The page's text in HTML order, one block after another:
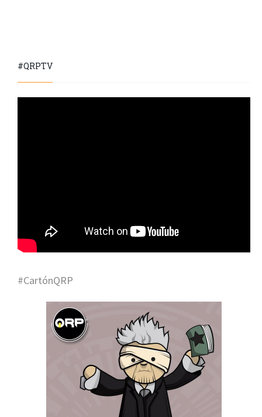
#QRPTV
#CartónQRP